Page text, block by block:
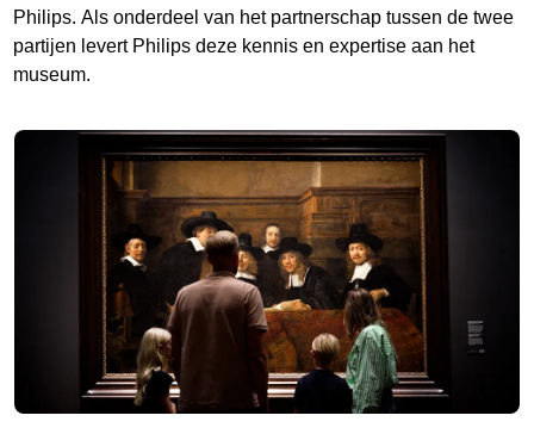
Philips. Als onderdeel van het partnerschap tussen de twee
partijen levert Philips deze kennis en expertise aan het
museum.